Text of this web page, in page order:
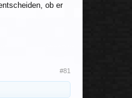
ob er
#81